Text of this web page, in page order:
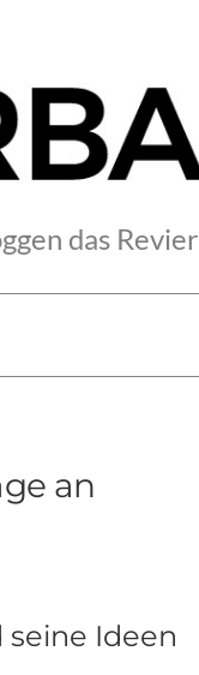
das Revier
an
Ideen